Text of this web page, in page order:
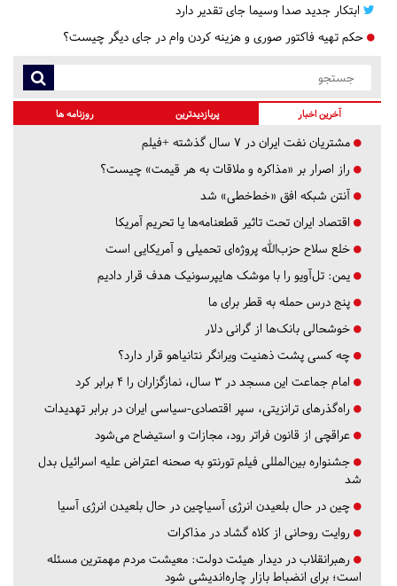
ابتکار جدید صدا وسیما جای تقدیر دارد
حکم تهیه فاکتور صوری و هزینه کردن وام در جای دیگر چیست؟
آخرین اخبار پربازدیدترین روزنامه ها
مشتریان نفت ایران در ۷ سال گذشته +فیلم
راز اصرار بر «مذاکره و ملاقات به هر قیمت» چیست؟
آنتن شبکه افق «خط‌خطی» شد
اقتصاد ایران تحت تاثیر قطعنامه‌ها یا تحریم‌ آمریکا
خلع سلاح حزب‌الله پروژه‌ای تحمیلی و آمریکایی است
یمن: تل‌آویو را با موشک هایپرسونیک هدف قرار دادیم
پنج درس‌ حمله به قطر برای ما
خوشحالی بانک‌ها از گرانی دلار
چه کسی پشت ذهنیت ویرانگر نتانیاهو قرار دارد؟
امام جماعت این مسجد در ۳ سال، نمازگزاران را ۴ برابر کرد
راه‌گذرهای ترانزیتی، سپر اقتصادی-سیاسی ایران در برابر تهدیدات
عراقچی از قانون فراتر رود، مجازات و استیضاح می‌شود
جشنواره بین‌المللی فیلم تورنتو به صحنه اعتراض علیه اسرائیل بدل
شد
چین در حال بلعیدن انرژی آسیاچین در حال بلعیدن انرژی آسیا
روایت روحانی از کلاه گشاد در مذاکرات
رهبرانقلاب در دیدار هیئت دولت: معیشت مردم مهمترین مسئله
است؛ برای انضباط بازار چاره‌اندیشی شود